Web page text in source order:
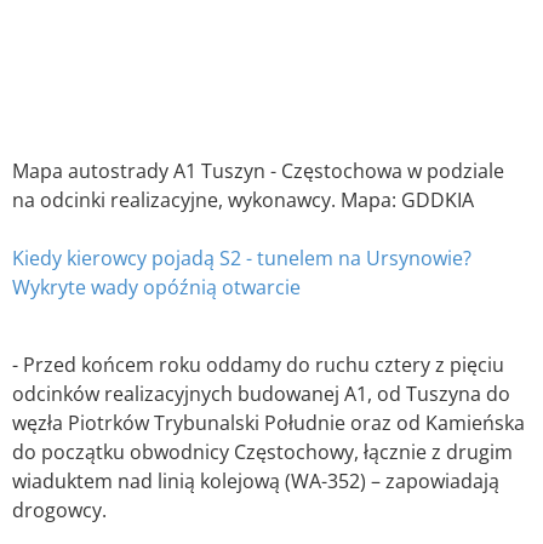
Mapa autostrady A1 Tuszyn - Częstochowa w podziale
na odcinki realizacyjne, wykonawcy. Mapa: GDDKIA
Kiedy kierowcy pojadą S2 - tunelem na Ursynowie?
Wykryte wady opóźnią otwarcie
- Przed końcem roku oddamy do ruchu cztery z pięciu
odcinków realizacyjnych budowanej A1, od Tuszyna do
węzła Piotrków Trybunalski Południe oraz od Kamieńska
do początku obwodnicy Częstochowy, łącznie z drugim
wiaduktem nad linią kolejową (WA-352) – zapowiadają
drogowcy.